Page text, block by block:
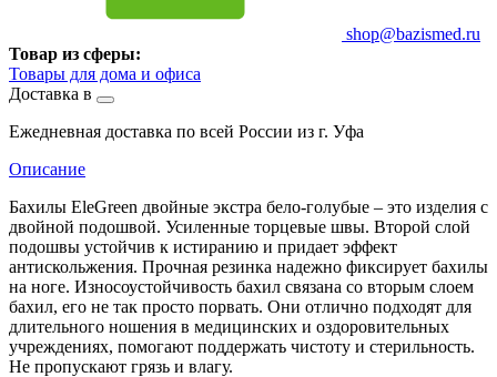
shop@bazismed.ru
Товар из сферы:
Товары для дома и офиса
Доставка в
Ежедневная доставка по всей России из г. Уфа
Описание
Бахилы EleGreen двойные экстра бело-голубые – это изделия с
двойной подошвой. Усиленные торцевые швы. Второй слой
подошвы устойчив к истиранию и придает эффект
антискольжения. Прочная резинка надежно фиксирует бахилы
на ноге. Износоустойчивость бахил связана со вторым слоем
бахил, его не так просто порвать. Они отлично подходят для
длительного ношения в медицинских и оздоровительных
учреждениях, помогают поддержать чистоту и стерильность.
Не пропускают грязь и влагу.